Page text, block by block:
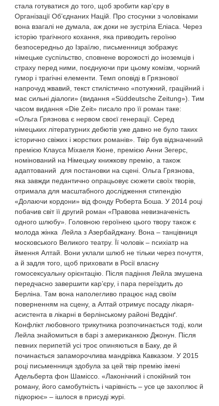
стала готуватися до того, щоб зробити кар’єру в
Організації Об’єднаних Націй. Про стосунки з чоловіками
вона взагалі не думала, аж доки не зустріла Еліаса. Через
історію трагічного кохання, яка приводить героїню
безпосередньо до Ізраїлю, письменниця зображує
німецьке суспільство, сповнене ворожості до іноземців і
страху перед ними, поєднуючи при цьому комізм, чорний
гумор і трагічні елементи. Темп оповіді в Грязнової
напрочуд жвавий, текст стилістично «потужний, граційний і
має сильні діалоги» (видання «Süddeutsche Zeitung»). Тим
часом видання «Die Zeit» писало про її роман таке:
«Ольга Грязнова є нервом своєї генерації. Серед
німецьких літературних дебютів уже давно не було таких
історично свіжих і жорстких романів». Твір був відзначений
премією Клауса Міхаеля Кюне, премією Анни Зегерс,
номінований на Німецьку книжкову премію, а також
адаптований для постановки на сцені. Ольга Грязнова,
яка завжди педантично опрацьовує сюжети своїх творів,
отримала для масштабного дослідження стипендію
«Долаючи кордони» від фонду Роберта Боша. У 2014 році
побачив світ її другий роман «Правова невизначеність
одного шлюбу». Головною героїнею цього твору також є
молода жінка Лейла з Азербайджану. Вона – танцівниця
московського Великого театру. Її чоловік – психіатр на
ймення Алтай. Вони уклали шлюб не тільки через почуття,
а й задля того, щоб приховати в Росії власну
гомосексуальну орієнтацію. Після падіння Лейла змушена
передчасно завершити кар’єру, і пара переїздить до
Берліна. Там вона наполегливо працює над своїм
поверненням на сцену, а Алтай отримує посаду лікаря-
асистента в лікарні в берлінському районі Веддінґ.
Конфлікт любовного трикутника розпочинається тоді, коли
Лейла знайомиться в барі з американкою Джонун. Після
певних перипетій усі троє опиняються в Баку, де й
починається запаморочлива мандрівка Кавказом. У 2015
році письменниця здобула за цей твір премію імені
Адельберта фон Шаміссо. «Лаконічний і спокійний тон
роману, його самобутність і чарівність – усе це захоплює й
підкорює» – ішлося в присуді журі.